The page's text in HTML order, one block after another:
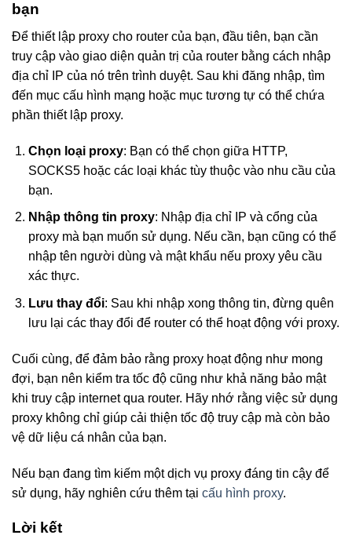
bạn
Để thiết lập proxy cho router của bạn, đầu tiên, bạn cần
truy cập vào giao diện quản trị của router bằng cách nhập
địa chỉ IP của nó trên trình duyệt. Sau khi đăng nhập, tìm
đến mục cấu hình mạng hoặc mục tương tự có thể chứa
phần thiết lập proxy.
Chọn loại proxy: Bạn có thể chọn giữa HTTP,
SOCKS5 hoặc các loại khác tùy thuộc vào nhu cầu của
bạn.
Nhập thông tin proxy: Nhập địa chỉ IP và cổng của
proxy mà bạn muốn sử dụng. Nếu cần, bạn cũng có thể
nhập tên người dùng và mật khẩu nếu proxy yêu cầu
xác thực.
Lưu thay đổi: Sau khi nhập xong thông tin, đừng quên
lưu lại các thay đổi để router có thể hoạt động với proxy.
Cuối cùng, để đảm bảo rằng proxy hoạt động như mong
đợi, bạn nên kiểm tra tốc độ cũng như khả năng bảo mật
khi truy cập internet qua router. Hãy nhớ rằng việc sử dụng
proxy không chỉ giúp cải thiện tốc độ truy cập mà còn bảo
vệ dữ liệu cá nhân của bạn.
Nếu bạn đang tìm kiếm một dịch vụ proxy đáng tin cậy để
sử dụng, hãy nghiên cứu thêm tại cấu hình proxy.
Lời kết